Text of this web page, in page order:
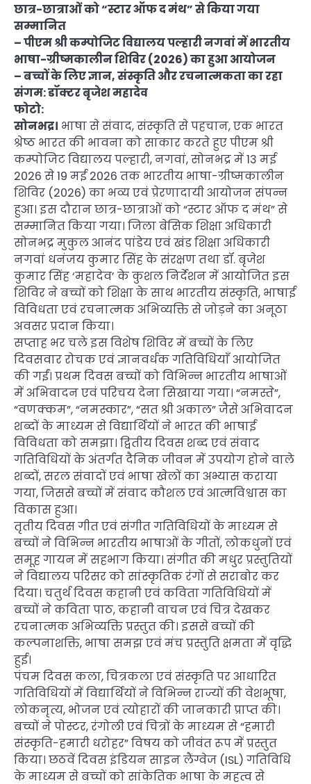
छात्र-छात्राओं को “स्टार ऑफ द मंथ” से किया गया
सम्मानित
– पीएम श्री कम्पोजिट विद्यालय पल्हारी नगवां में भारतीय
भाषा-ग्रीष्मकालीन शिविर (2026) का हुआ आयोजन
– बच्चों के लिए ज्ञान, संस्कृति और रचनात्मकता का रहा
संगम: डॉक्टर बृजेश महादेव
फोटो:
सोनभद्र। भाषा से संवाद, संस्कृति से पहचान, एक भारत
श्रेष्ठ भारत की भावना को साकार करते हुए पीएम श्री
कम्पोजिट विद्यालय पल्हारी, नगवां, सोनभद्र में 13 मई
2026 से 19 मई 2026 तक भारतीय भाषा-ग्रीष्मकालीन
शिविर (2026) का भव्य एवं प्रेरणादायी आयोजन संपन्न
हुआ। इस दौरान छात्र-छात्राओं को “स्टार ऑफ द मंथ” से
सम्मानित किया गया। जिला बेसिक शिक्षा अधिकारी
सोनभद्र मुकुल आनंद पांडेय एवं खंड शिक्षा अधिकारी
नगवां धनंजय कुमार सिंह के संरक्षण तथा डॉ. बृजेश
कुमार सिंह ‘महादेव’ के कुशल निर्देशन में आयोजित इस
शिविर ने बच्चों को शिक्षा के साथ भारतीय संस्कृति, भाषाई
विविधता एवं रचनात्मक अभिव्यक्ति से जोड़ने का अनूठा
अवसर प्रदान किया।
सप्ताह भर चले इस विशेष शिविर में बच्चों के लिए
दिवसवार रोचक एवं ज्ञानवर्धक गतिविधियाँ आयोजित
की गईं। प्रथम दिवस बच्चों को विभिन्न भारतीय भाषाओं
में अभिवादन एवं परिचय देना सिखाया गया। “नमस्ते”,
“वणक्कम”, “नमस्कार”, “सत श्री अकाल” जैसे अभिवादन
शब्दों के माध्यम से विद्यार्थियों ने भारत की भाषाई
विविधता को समझा। द्वितीय दिवस शब्द एवं संवाद
गतिविधियों के अंतर्गत दैनिक जीवन में उपयोग होने वाले
शब्दों, सरल संवादों एवं भाषा खेलों का अभ्यास कराया
गया, जिससे बच्चों में संवाद कौशल एवं आत्मविश्वास का
विकास हुआ।
तृतीय दिवस गीत एवं संगीत गतिविधियों के माध्यम से
बच्चों ने विभिन्न भारतीय भाषाओं के गीतों, लोकधुनों एवं
समूह गायन में सहभाग किया। संगीत की मधुर प्रस्तुतियों
ने विद्यालय परिसर को सांस्कृतिक रंगों से सराबोर कर
दिया। चतुर्थ दिवस कहानी एवं कविता गतिविधियों में
बच्चों ने कविता पाठ, कहानी वाचन एवं चित्र देखकर
रचनात्मक अभिव्यक्ति प्रस्तुत की। इससे बच्चों की
कल्पनाशक्ति, भाषा समझ एवं मंच प्रस्तुति क्षमता में वृद्धि
हुई।
पंचम दिवस कला, चित्रकला एवं संस्कृति पर आधारित
गतिविधियों में विद्यार्थियों ने विभिन्न राज्यों की वेशभूषा,
लोकनृत्य, भोजन एवं त्योहारों की जानकारी प्राप्त की।
बच्चों ने पोस्टर, रंगोली एवं चित्रों के माध्यम से “हमारी
संस्कृति-हमारी धरोहर” विषय को जीवंत रूप में प्रस्तुत
किया। छठवें दिवस इंडियन साइन लैंग्वेज (ISL) गतिविधि
के माध्यम से बच्चों को सांकेतिक भाषा के महत्व से